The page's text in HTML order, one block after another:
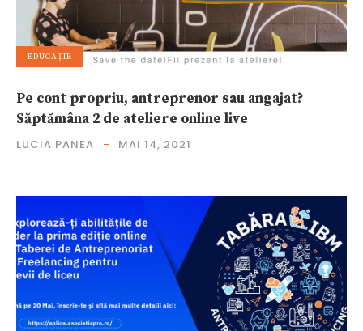
EDUCAȚIE
Pe cont propriu, antreprenor sau angajat?
Săptămâna 2 de ateliere online live
LUCIA PANEA MAI 14, 2021